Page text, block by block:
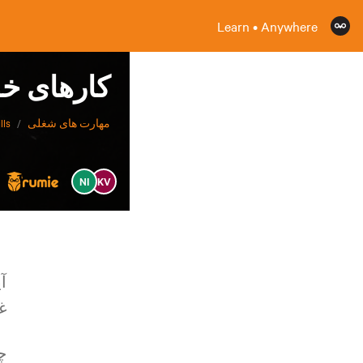
Learn • Anywhere
کار‌های
مهارت های شغلی /
KV
NI